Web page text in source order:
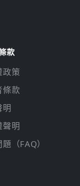
款
政策
條款
明
聲明
（FAQ）